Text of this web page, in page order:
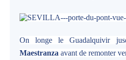
On longe le Guadalquivir
Maestranza avant de remonter